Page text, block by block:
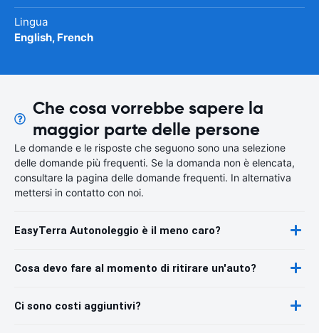
Lingua
English, French
Che cosa vorrebbe sapere la
maggior parte delle persone
Le domande e le risposte che seguono sono una selezione
delle domande più frequenti. Se la domanda non è elencata,
consultare la pagina delle domande frequenti. In alternativa
mettersi in contatto con noi.
EasyTerra Autonoleggio è il meno caro?
Cosa devo fare al momento di ritirare un'auto?
Ci sono costi aggiuntivi?